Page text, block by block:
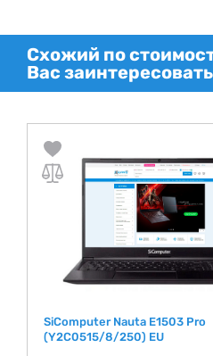
Схожий по
Вас заинтересовать
SiComputer Nauta E1503 Pro
(Y2C0515/8/250) EU